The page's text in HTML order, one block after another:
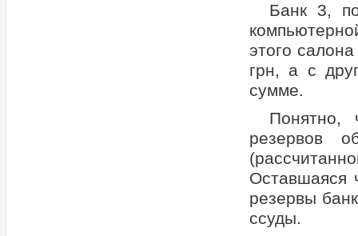
Банк 3,
этого
грн, а с
сумме.
Понятно,
резервов
Оставшаяся
резервы
ссуды.